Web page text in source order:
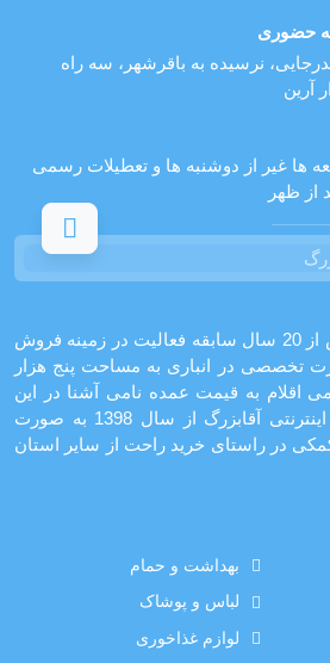
حضوری
نرسیده به باقرشهر، سه راه
آرین
ها غیر از دوشنبه ها و تعطیلات رسمی
سیسمونی آقابزرگ با بیش از 20 سال سابقه فعالیت در زمینه فروش
تخصصی در انباری به مساحت پنج هزار
اقلام به قیمت عمده نامی آشنا در این
عرصه میباشد. فروشگاه اینترنتی آقابزرگ از سال 1398 به صورت
در راستای خرید راحت از سایر استان
بهداشت و حمام
لباس و پوشاک
لوازم غذاخوری